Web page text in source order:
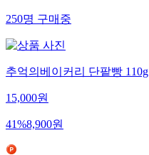
250명 구매중
추억의베이커리 단팥빵 110g
15,000원
41%8,900원